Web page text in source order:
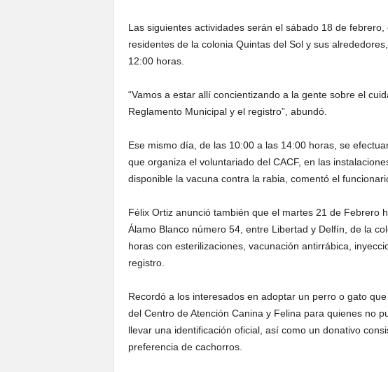
Las siguientes actividades serán el sábado 18 de
residentes de la colonia Quintas del Sol y sus
12:00 horas.
“Vamos a estar allí concientizando a la gente sobre el
Reglamento Municipal y el registro”, abundó.
Ese mismo día, de las 10:00 a las 14:00 horas, se
que organiza el voluntariado del CACF, en las
disponible la vacuna contra la rabia, comentó el
Félix Ortiz anunció también que el martes 21 de Febrero
Álamo Blanco número 54, entre Libertad y Delfín, de la
horas con esterilizaciones, vacunación antirrábica,
registro.
Recordó a los interesados en adoptar un perro o gato
del Centro de Atención Canina y Felina para quienes no
llevar una identificación oficial, así como un donativo
preferencia de cachorros.